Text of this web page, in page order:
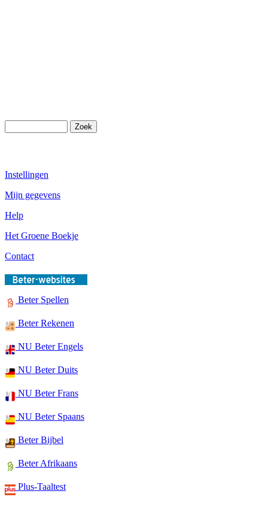
Instellingen
Mijn gegevens
Help
Het Groene Boekje
Contact
Beter Spellen
Beter Rekenen
NU Beter Engels
NU Beter Duits
NU Beter Frans
NU Beter Spaans
Beter Bijbel
Beter Afrikaans
Plus-Taaltest